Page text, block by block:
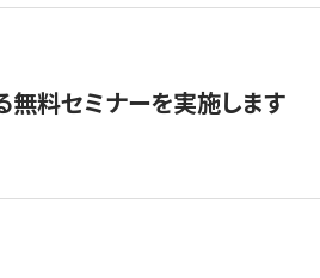
無料セミナーを実施します